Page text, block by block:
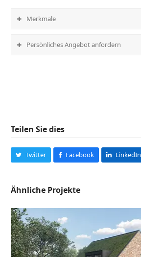
Merkmale
Persönliches Angebot anfordern
Teilen Sie dies
Twitter Facebook LinkedIn
Ähnliche Projekte